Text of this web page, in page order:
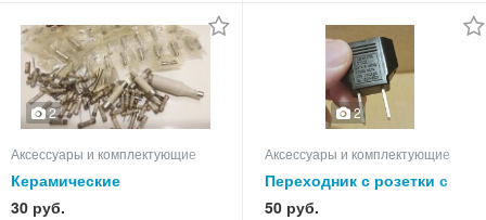
2
Аксессуары и комплектующие
Керамические
предохранители. Из СССР.
30 руб.
2
Аксессуары и комплектующие
Переходник с розетки с
плоскими штырями.
50 руб.